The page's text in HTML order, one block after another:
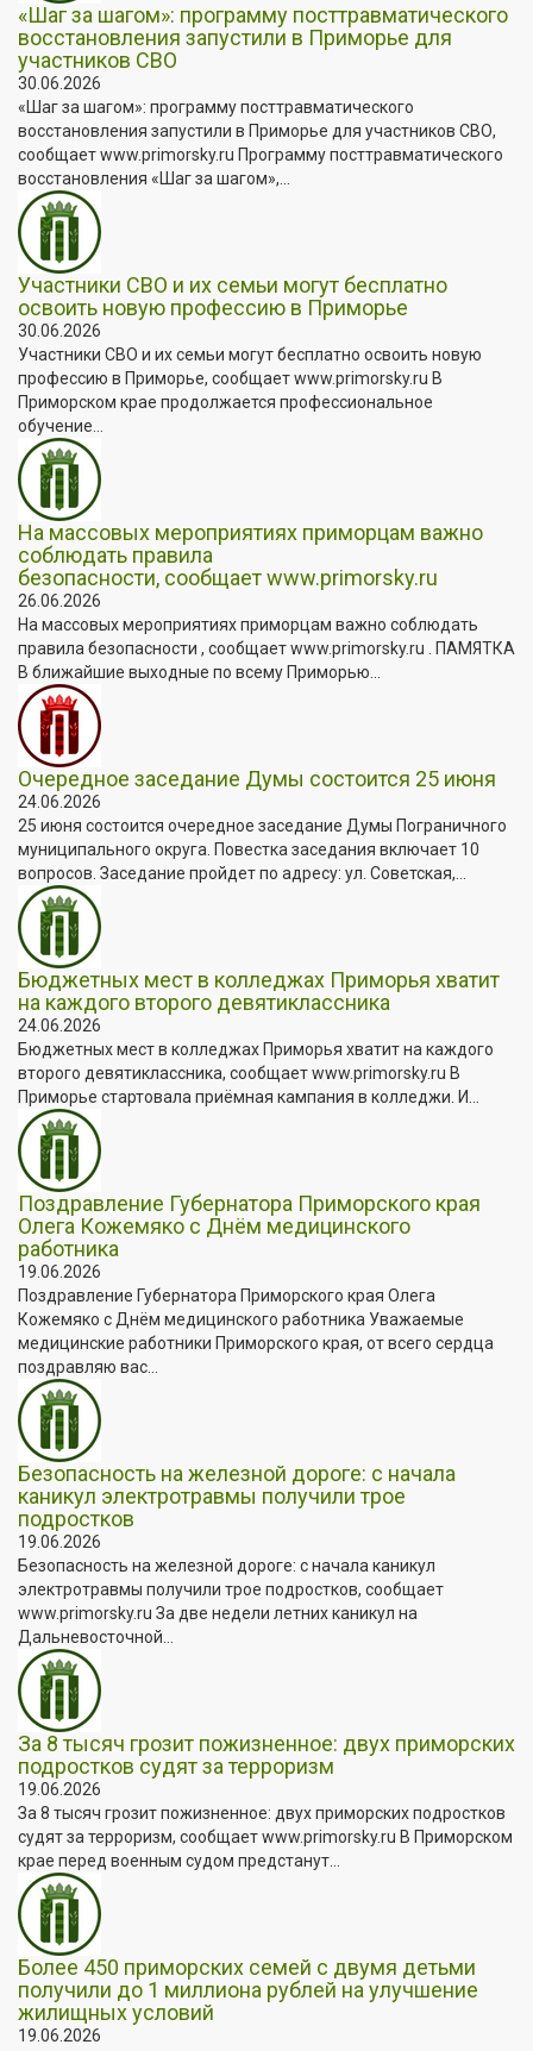
«Шаг за шагом»: программу посттравматического
восстановления запустили в Приморье для
участников СВО
30.06.2026
«Шаг за шагом»: программу посттравматического
восстановления запустили в Приморье для участников СВО,
сообщает www.primorsky.ru Программу посттравматического
восстановления «Шаг за шагом»,...
Участники СВО и их семьи могут бесплатно
освоить новую профессию в Приморье
30.06.2026
Участники СВО и их семьи могут бесплатно освоить новую
профессию в Приморье, сообщает www.primorsky.ru В
Приморском крае продолжается профессиональное
обучение...
На массовых мероприятиях приморцам важно
соблюдать правила
безопасности, сообщает www.primorsky.ru
26.06.2026
На массовых мероприятиях приморцам важно соблюдать
правила безопасности , сообщает www.primorsky.ru . ПАМЯТКА
В ближайшие выходные по всему Приморью...
Очередное заседание Думы состоится 25 июня
24.06.2026
25 июня состоится очередное заседание Думы Пограничного
муниципального округа. Повестка заседания включает 10
вопросов. Заседание пройдет по адресу: ул. Советская,...
Бюджетных мест в колледжах Приморья хватит
на каждого второго девятиклассника
24.06.2026
Бюджетных мест в колледжах Приморья хватит на каждого
второго девятиклассника, сообщает www.primorsky.ru В
Приморье стартовала приёмная кампания в колледжи. И...
Поздравление Губернатора Приморского края
Олега Кожемяко с Днём медицинского
работника
19.06.2026
Поздравление Губернатора Приморского края Олега
Кожемяко с Днём медицинского работника Уважаемые
медицинские работники Приморского края, от всего сердца
поздравляю вас...
Безопасность на железной дороге: с начала
каникул электротравмы получили трое
подростков
19.06.2026
Безопасность на железной дороге: с начала каникул
электротравмы получили трое подростков, сообщает
www.primorsky.ru За две недели летних каникул на
Дальневосточной...
За 8 тысяч грозит пожизненное: двух приморских
подростков судят за терроризм
19.06.2026
За 8 тысяч грозит пожизненное: двух приморских подростков
судят за терроризм, сообщает www.primorsky.ru В Приморском
крае перед военным судом предстанут...
Более 450 приморских семей с двумя детьми
получили до 1 миллиона рублей на улучшение
жилищных условий
19.06.2026